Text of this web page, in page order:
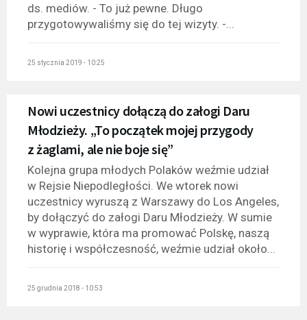
ds. mediów. - To już pewne. Długo
przygotowywaliśmy się do tej wizyty. -...
25 stycznia 2019 - 10:25
Nowi uczestnicy dołączą do załogi Daru
Młodzieży. „To początek mojej przygody
z żaglami, ale nie boje się”
Kolejna grupa młodych Polaków weźmie udział
w Rejsie Niepodległości. We wtorek nowi
uczestnicy wyruszą z Warszawy do Los Angeles,
by dołączyć do załogi Daru Młodzieży. W sumie
w wyprawie, która ma promować Polskę, naszą
historię i współczesność, weźmie udział około...
25 grudnia 2018 - 10:53